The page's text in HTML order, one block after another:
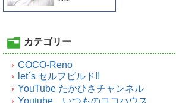
カテゴリー
COCO-Reno
let`s セルフビルド!!
YouTube たかひさチャンネル
Youtube いつものココハウス